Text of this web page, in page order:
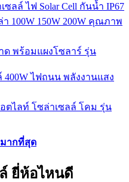
ซลล์ ไฟ Solar Cell กันน้ำ IP67
100W 150W 200W คุณภาพ
าด พร้อมแผงโซลาร์ รุ่น
ไฟถนน พลังงานแสง
ตไลท์ โซล่าเซลล์ โคม รุ่น
ากที่สุด
ยี่ห้อไหนดี